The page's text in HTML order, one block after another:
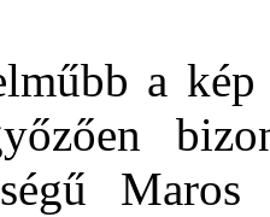
a
Maros